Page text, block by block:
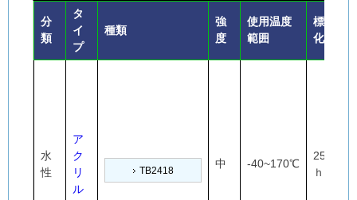
分
類
タ
イ
プ
種類
強
度
使用温度
範囲
標準硬
化条件
水
性
ア
ク
リ
ル
TB2418
中 -40~170℃
25℃×24
ｈ